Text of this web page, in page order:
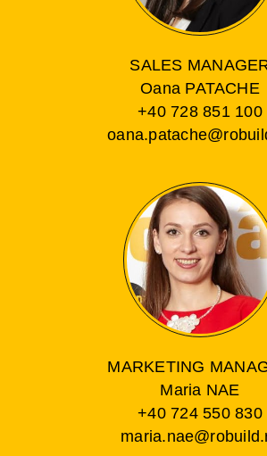
SALES
Oana PATACHE
+40 728 851 100
MARKETING
Maria NAE
+40 724 550 830